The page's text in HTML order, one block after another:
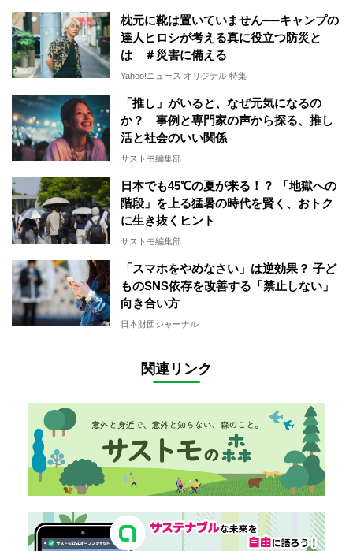
枕元に靴は置いていません──キャンプの
達人ヒロシが考える真に役立つ防災と
は ＃災害に備える
Yahoo!ニュース オリジナル 特集
「推し」がいると、なぜ元気になるの
か？ 事例と専門家の声から探る、推し
活と社会のいい関係
サストモ編集部
日本でも45℃の夏が来る！？ 「地獄への
階段」を上る猛暑の時代を賢く、おトク
に生き抜くヒント
サストモ編集部
「スマホをやめなさい」は逆効果？ 子ど
ものSNS依存を改善する「禁止しない」
向き合い方
日本財団ジャーナル
関連リンク